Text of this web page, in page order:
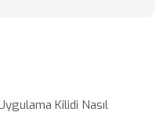
Kilidi Nasıl